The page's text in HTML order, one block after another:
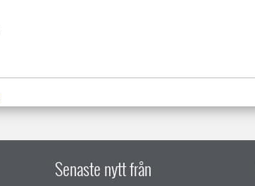
Senaste nytt från